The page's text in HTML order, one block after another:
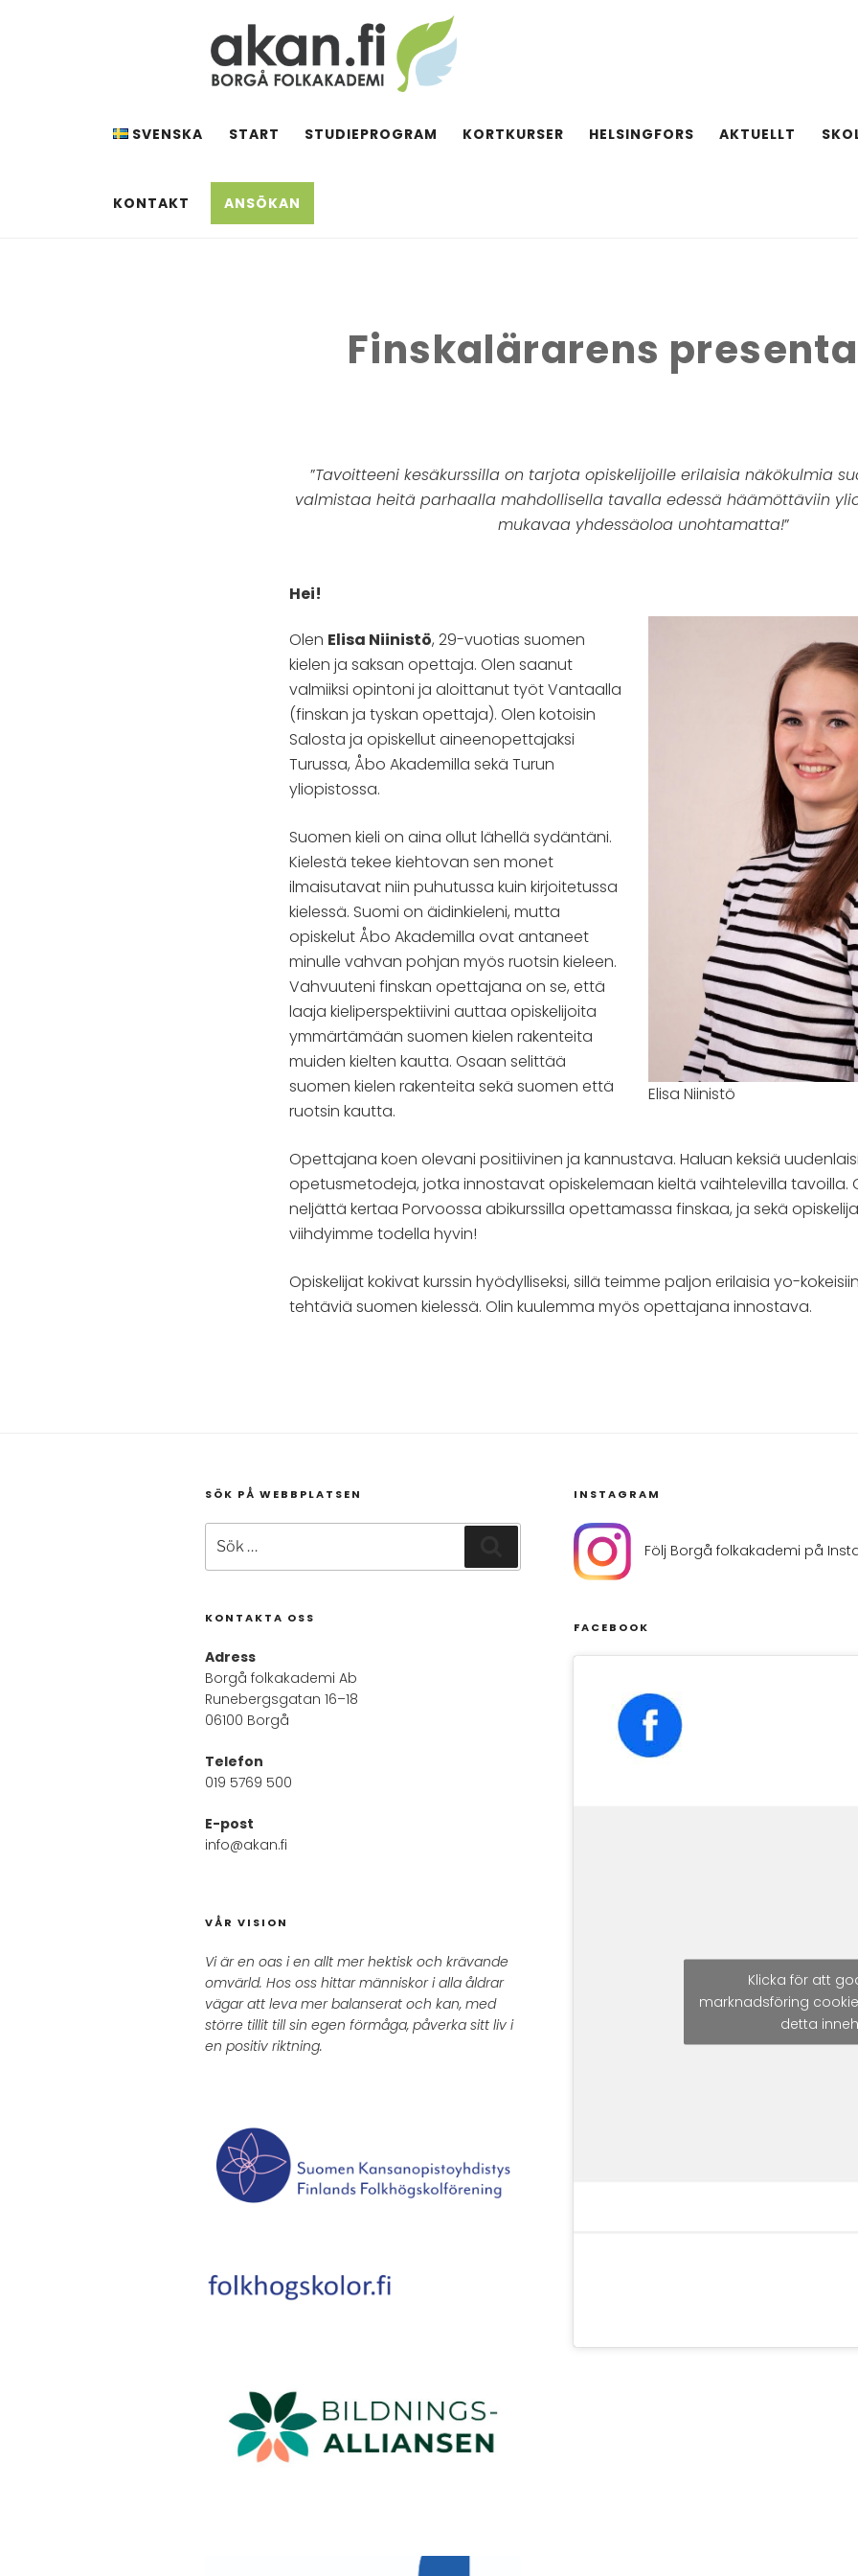
AKAN.FI
SVENSKA START STUDIEPROGRAM KORTKURSER HELSINGFORS AKTUELLT
KONTAKT ANSÖKAN
Finskalärarens
”Tavoitteeni kesäkurssilla on tarjota opiskelijoille erilaisia näkökulmia
valmistaa heitä parhaalla mahdollisella tavalla edessä häämöttäviin
mukavaa yhdessäoloa unohtamatta!”
Hei!
Elisa Niinistö
Olen Elisa Niinistö, 29-vuotias suomen
kielen ja saksan opettaja. Olen saanut
valmiiksi opintoni ja aloittanut työt Vantaalla
(finskan ja tyskan opettaja). Olen kotoisin
Salosta ja opiskellut aineenopettajaksi
Turussa, Åbo Akademilla sekä Turun
yliopistossa.
Suomen kieli on aina ollut lähellä sydäntäni.
Kielestä tekee kiehtovan sen monet
ilmaisutavat niin puhutussa kuin kirjoitetussa
kielessä. Suomi on äidinkieleni, mutta
opiskelut Åbo Akademilla ovat antaneet
minulle vahvan pohjan myös ruotsin kieleen.
Vahvuuteni finskan opettajana on se, että
laaja kieliperspektiivini auttaa opiskelijoita
ymmärtämään suomen kielen rakenteita
muiden kielten kautta. Osaan selittää
suomen kielen rakenteita sekä suomen että
ruotsin kautta.
Opettajana koen olevani positiivinen ja kannustava. Haluan keksiä
opetusmetodeja, jotka innostavat opiskelemaan kieltä vaihtelevilla tavoilla.
neljättä kertaa Porvoossa abikurssilla opettamassa finskaa, ja sekä
viihdyimme todella hyvin!
Opiskelijat kokivat kurssin hyödylliseksi, sillä teimme paljon erilaisia yo-
tehtäviä suomen kielessä. Olin kuulemma myös opettajana innostava.
SÖK PÅ WEBBPLATSEN
efter:
KONTAKTA OSS
Adress
Borgå folkakademi Ab
Runebergsgatan 16–18
06100 Borgå
Telefon
019 5769 500
E-post
info@akan.fi
VÅR VISION
Vi är en oas i en allt mer hektisk och krävande
omvärld. Hos oss hittar människor i alla åldrar
vägar att leva mer balanserat och kan, med
större tillit till sin egen förmåga, påverka sitt liv i
en positiv riktning.
INSTAGRAM
Följ Borgå folkakademi på
FACEBOOK
Klicka för att
marknadsföring
detta